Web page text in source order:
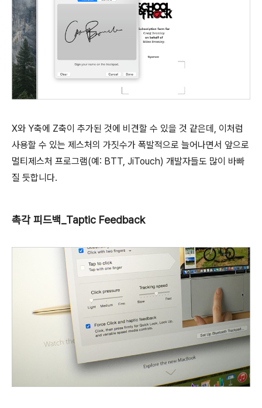
X와 Y축에 Z축이 추가된 것에 비견할 수 있을 것 같은데, 이처럼
사용할 수 있는 제스처의 가짓수가 폭발적으로 늘어나면서 앞으로
멀티제스처 프로그램(예: BTT, JiTouch) 개발자들도 많이 바빠
질 듯합니다.
촉각 피드백_Taptic Feedback